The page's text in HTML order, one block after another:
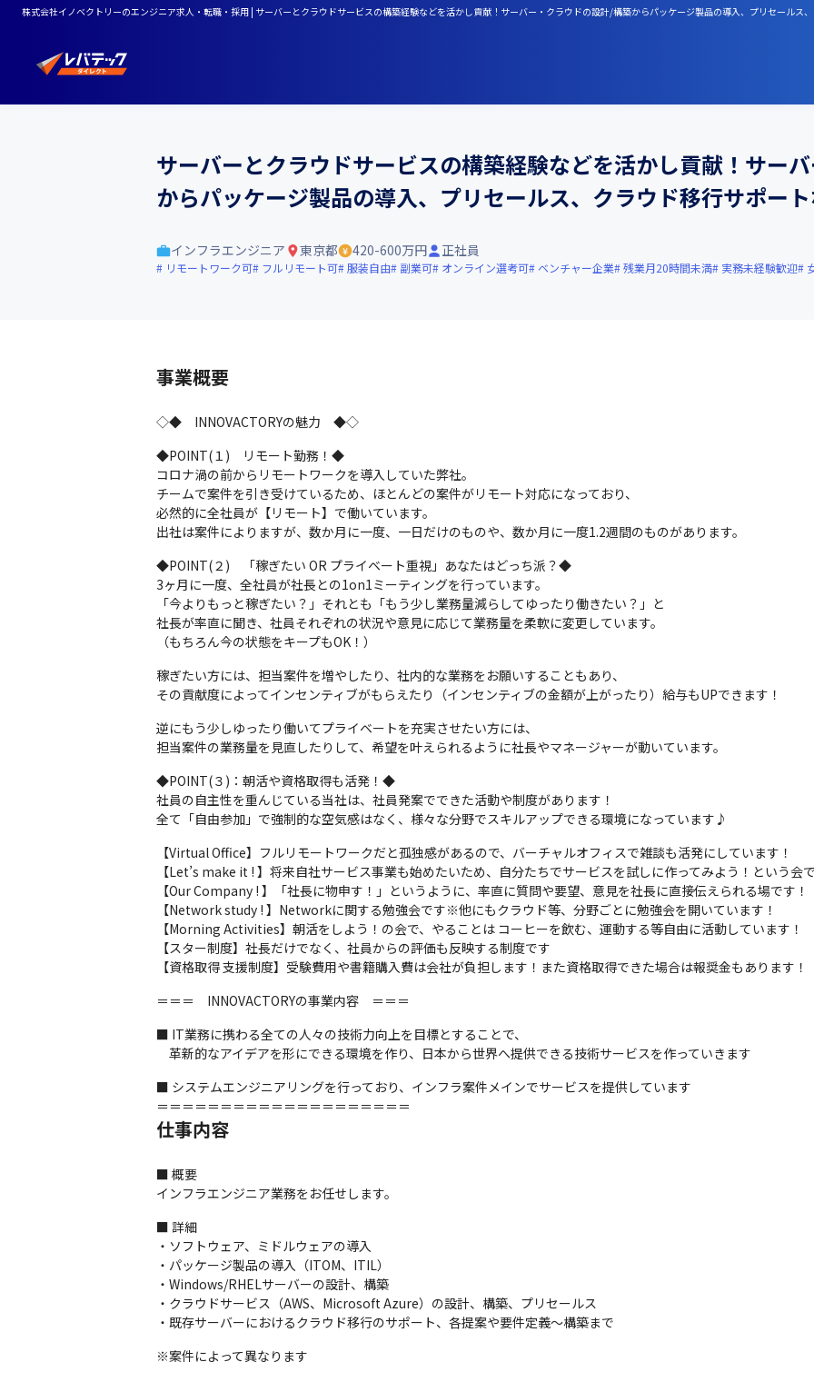
株式会社イノベクトリーのエンジニア求人・転職・採用 | サーバーとクラウドサービスの構築経験などを活かし貢献！サーバー・クラウドの設計/構築からパッケージ製品の導入、プリセールス
サーバーとクラウドサービスの構築経験などを活かし貢献！サー
からパッケージ製品の導入、プリセールス、クラウド移行サポー
インフラエンジニア 東京都 420-600万円 正社員
リモートワーク可 フルリモート可 服装自由 副業可 オンライン選考可 ベンチャー企業 残業月20時間未満 実務未経験歓迎
事業概要
◇◆　INNOVACTORYの魅力　◆◇
◆POINT(１)　リモート勤務！◆
コロナ渦の前からリモートワークを導入していた弊社。
チームで案件を引き受けているため、ほとんどの案件がリモート対応になっており、
必然的に全社員が【リモート】で働いています。
出社は案件によりますが、数か月に一度、一日だけのものや、数か月に一度1.2週間のものがあります。
◆POINT(２)　「稼ぎたい OR プライベート重視」あなたはどっち派？◆
3ヶ月に一度、全社員が社長との1on1ミーティングを行っています。
「今よりもっと稼ぎたい？」それとも「もう少し業務量減らしてゆったり働きたい？」と
社長が率直に聞き、社員それぞれの状況や意見に応じて業務量を柔軟に変更しています。
（もちろん今の状態をキープもOK！）
稼ぎたい方には、担当案件を増やしたり、社内的な業務をお願いすることもあり、
その貢献度によってインセンティブがもらえたり（インセンティブの金額が上がったり）給与もUPできます！
逆にもう少しゆったり働いてプライベートを充実させたい方には、
担当案件の業務量を見直したりして、希望を叶えられるように社長やマネージャーが動いています。
◆POINT(３)：朝活や資格取得も活発！◆
社員の自主性を重んじている当社は、社員発案でできた活動や制度があります！
全て「自由参加」で強制的な空気感はなく、様々な分野でスキルアップできる環境になっています♪
【Virtual Office】フルリモートワークだと孤独感があるので、バーチャルオフィスで雑談も活発にしています！
【Let’s make it ! 】将来自社サービス事業も始めたいため、自分たちでサービスを試しに作ってみよう！という会
【Our Company ! 】「社長に物申す！」というように、率直に質問や要望、意見を社長に直接伝えられる場です！
【Network study ! 】Networkに関する勉強会です※他にもクラウド等、分野ごとに勉強会を開いています！
【Morning Activities】朝活をしよう！の会で、やることは コーヒーを飲む、運動する等自由に活動しています！
【スター制度】社長だけでなく、社員からの評価も反映する制度です
【資格取得 支援制度】受験費用や書籍購入費は会社が負担します！また資格取得できた場合は報奨金もあります！
＝＝＝　INNOVACTORYの事業内容　＝＝＝
■ IT業務に携わる全ての人々の技術力向上を目標とすることで、
革新的なアイデアを形にできる環境を作り、日本から世界へ提供できる技術サービスを作っていきます
■ システムエンジニアリングを行っており、インフラ案件メインでサービスを提供しています
＝＝＝＝＝＝＝＝＝＝＝＝＝＝＝＝＝＝＝＝
仕事内容
■ 概要
インフラエンジニア業務をお任せします。
■ 詳細
・ソフトウェア、ミドルウェアの導入
・パッケージ製品の導入（ITOM、ITIL）
・Windows/RHELサーバーの設計、構築
・クラウドサービス（AWS、Microsoft Azure）の設計、構築、プリセールス
・既存サーバーにおけるクラウド移行のサポート、各提案や要件定義～構築まで
※案件によって異なります